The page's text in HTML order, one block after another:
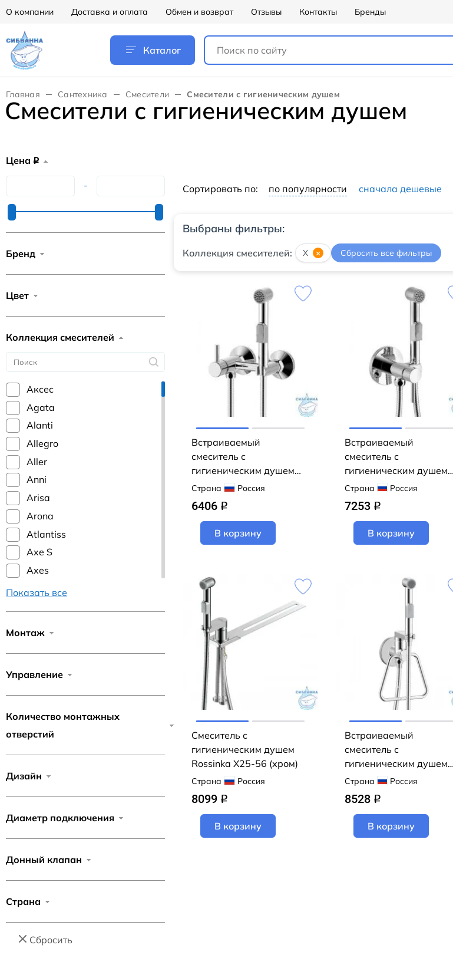
О компании Доставка и оплата Обмен и возврат Отзывы Контакты Бренды
Каталог
Главная Сантехника Смесители Смесители с гигиеническим душем
Цена q
-
Бренд
Цвет
Коллекция смесителей
Аксес
Agata
Alanti
Allegro
Aller
Anni
Arisa
Arona
Atlantiss
Axe S
Axes
B
Bozz
Briana
Bronx
Castello Round
CS5
Cuadro
D-Line
Daheim
Показать все
Монтаж
Управление
Количество монтажных
отверстий
Дизайн
Диаметр подключения
Донный клапан
Страна
Сбросить
Смесители с гигиеническим душем
Сортировать по: по популярности сначала дешевые
Выбраны фильтры:
Коллекция смесителей: X × Сбросить все фильтры
Встраиваемый
смеситель с
гигиеническим душем
Rossinka X25-52 (хром)
Страна Россия
6406 q
В корзину
Встраиваемый
смеситель с
гигиеническим душем
Rossinka X25-51 (хром)
Страна Россия
7253 q
В корзину
Смеситель с
гигиеническим душем
Rossinka X25-56 (хром)
Страна Россия
8099 q
В корзину
Встраиваемый
смеситель с
гигиеническим душем
Rossinka X25-55 (хром)
Страна Россия
8528 q
В корзину